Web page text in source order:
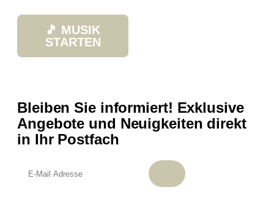
🎵 MUSIK
STARTEN
Bleiben Sie informiert! Exklusive
Angebote und Neuigkeiten direkt
in Ihr Postfach